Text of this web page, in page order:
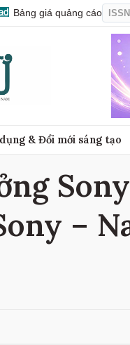
Bảng giá quảng cáo
& Đổi mới sáng tạo
–